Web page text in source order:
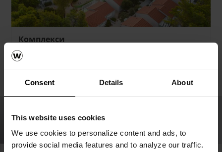
Consent Details About
This website uses cookies
We use cookies to personalize content and ads, to
provide social media features and to analyze our traffic.
Комплекси
Добро заслужениот одмор во квалитетна